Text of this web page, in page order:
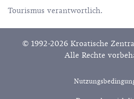
Tourismus verantwortlich.
© 1992-2026 Kroatische
Alle Rechte